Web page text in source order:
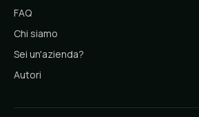
FAQ
Chi siamo
Sei un'azienda?
Autori